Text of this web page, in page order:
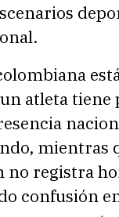
atleta
mientras
no registra
confusión